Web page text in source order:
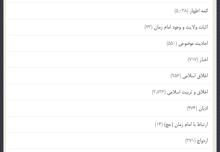
ائمه اطهار (5,038)
اثبات ولایت و وجود امام زمان(73)
احادیث موضوعی (550)
اخبار (717)
اخلاق اسلامی (956)
اخلاق و تربیت اسلامی (2,836)
ادیان(474)
ارتباط با امام زمان (عج)(14)
ازدواج (371)